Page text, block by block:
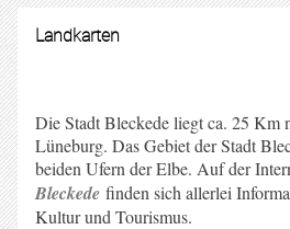
Landkarten
Die Stadt Bleckede liegt ca. 25 Km
Lüneburg. Das Gebiet der Stadt
beiden Ufern der Elbe. Auf der
Bleckede finden sich allerlei
Kultur und Tourismus.